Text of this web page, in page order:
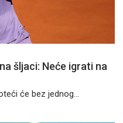
šljaci: Neće igrati na
će bez jednog...